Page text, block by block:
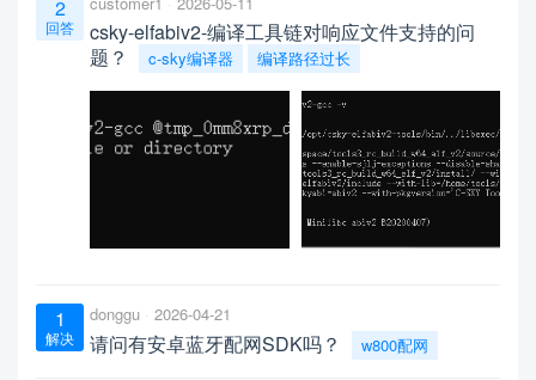
2
回答
csky-elfabiv2-编译工具链对响应文件支持的问
题？
c-sky编译器 编译路径过长
1
解决
donggu 2026-04-21
请问有安卓蓝牙配网SDK吗？ w800配网